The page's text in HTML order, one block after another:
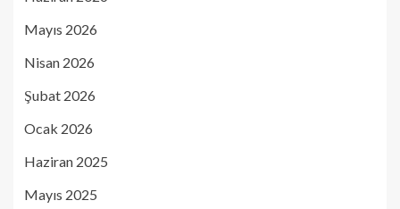
Mayıs 2026
Nisan 2026
Şubat 2026
Ocak 2026
Haziran 2025
Mayıs 2025